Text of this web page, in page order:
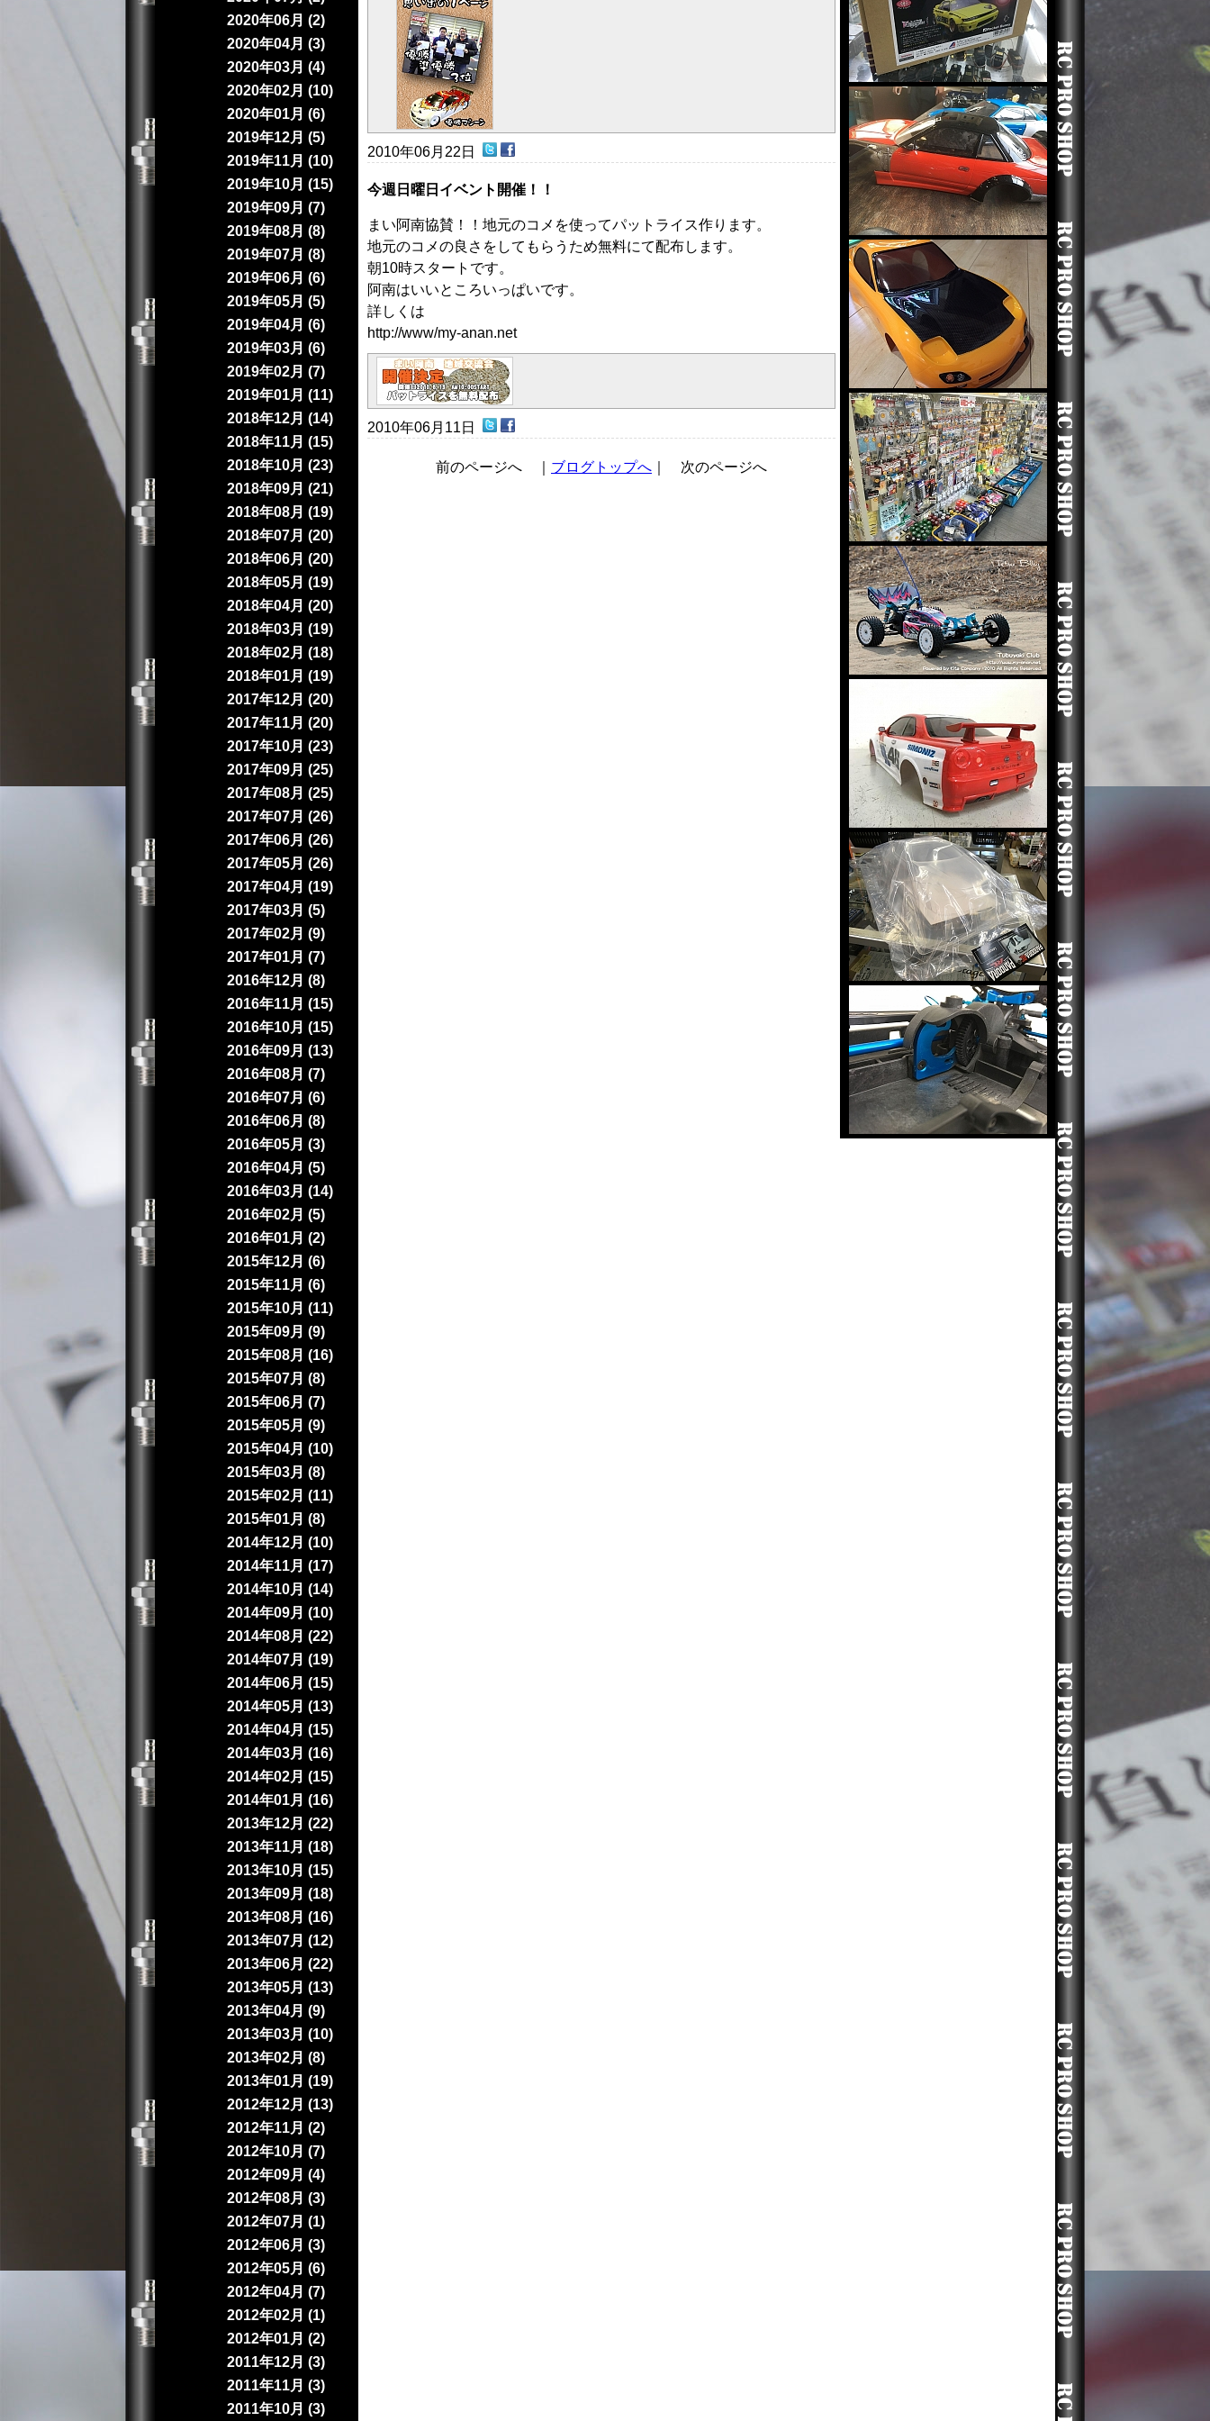
2010年06月22日
今週日曜日イベント開催！！
まい阿南協賛！！地元のコメを使ってパットライス作ります。
地元のコメの良さをしてもらうため無料にて配布します。
朝10時スタートです。
阿南はいいところいっぱいです。
詳しくは
http://www/my-anan.net
2010年06月11日
前のページへ ｜ ブログトップへ ｜ 次のページへ
2020年06月 (2)
2020年04月 (3)
2020年03月 (4)
2020年02月 (10)
2020年01月 (6)
2019年12月 (5)
2019年11月 (10)
2019年10月 (15)
2019年09月 (7)
2019年08月 (8)
2019年07月 (8)
2019年06月 (6)
2019年05月 (5)
2019年04月 (6)
2019年03月 (6)
2019年02月 (7)
2019年01月 (11)
2018年12月 (14)
2018年11月 (15)
2018年10月 (23)
2018年09月 (21)
2018年08月 (19)
2018年07月 (20)
2018年06月 (20)
2018年05月 (19)
2018年04月 (20)
2018年03月 (19)
2018年02月 (18)
2018年01月 (19)
2017年12月 (20)
2017年11月 (20)
2017年10月 (23)
2017年09月 (25)
2017年08月 (25)
2017年07月 (26)
2017年06月 (26)
2017年05月 (26)
2017年04月 (19)
2017年03月 (5)
2017年02月 (9)
2017年01月 (7)
2016年12月 (8)
2016年11月 (15)
2016年10月 (15)
2016年09月 (13)
2016年08月 (7)
2016年07月 (6)
2016年06月 (8)
2016年05月 (3)
2016年04月 (5)
2016年03月 (14)
2016年02月 (5)
2016年01月 (2)
2015年12月 (6)
2015年11月 (6)
2015年10月 (11)
2015年09月 (9)
2015年08月 (16)
2015年07月 (8)
2015年06月 (7)
2015年05月 (9)
2015年04月 (10)
2015年03月 (8)
2015年02月 (11)
2015年01月 (8)
2014年12月 (10)
2014年11月 (17)
2014年10月 (14)
2014年09月 (10)
2014年08月 (22)
2014年07月 (19)
2014年06月 (15)
2014年05月 (13)
2014年04月 (15)
2014年03月 (16)
2014年02月 (15)
2014年01月 (16)
2013年12月 (22)
2013年11月 (18)
2013年10月 (15)
2013年09月 (18)
2013年08月 (16)
2013年07月 (12)
2013年06月 (22)
2013年05月 (13)
2013年04月 (9)
2013年03月 (10)
2013年02月 (8)
2013年01月 (19)
2012年12月 (13)
2012年11月 (2)
2012年10月 (7)
2012年09月 (4)
2012年08月 (3)
2012年07月 (1)
2012年06月 (3)
2012年05月 (6)
2012年04月 (7)
2012年02月 (1)
2012年01月 (2)
2011年12月 (3)
2011年11月 (3)
2011年10月 (3)